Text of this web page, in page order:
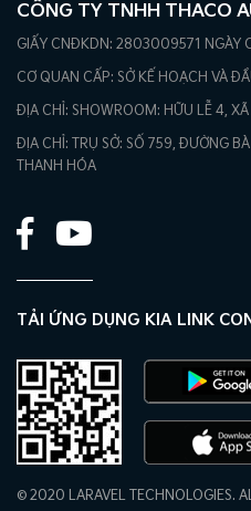
CÔNG TY TNHH THACO
GIẤY CNĐKDN: 2803009571 NGÀY
CƠ QUAN CẤP: SỞ KẾ HOẠCH VÀ
ĐỊA CHỈ: SHOWROOM: HỮU LỄ 4,
ĐỊA CHỈ: TRỤ SỞ: SỐ 759, ĐƯỜNG
THANH HÓA
TẢI ỨNG DỤNG KIA LINK
© 2020 LARAVEL TECHNOLOGIES.